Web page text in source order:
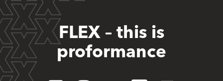
FLEX – this is
proformance